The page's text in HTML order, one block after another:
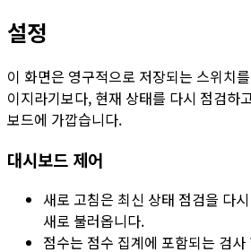
설정
이 화면은 영구적으로 저장되는 스위치
이지라기보다, 현재 상태를 다시 점검하
보드에 가깝습니다.
대시보드 제어
새로 고침은 최신 상태 점검을 다
새로 불러옵니다.
점수는 점수 집계에 포함되는 검